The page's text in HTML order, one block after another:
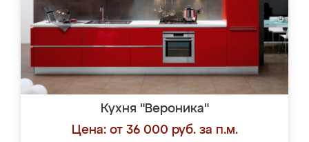
Кухня "Вероника"
Цена: от 36 000 руб. за п.м.